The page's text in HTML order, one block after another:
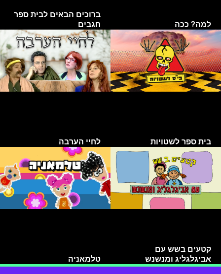
למה? ככה
ברוכים הבאים לבית ספר
חגבים
בית ספר לשטויות לחיי הערבה
קטעים בשש עם
אביגלגליג ומנשנש
טלמאניה